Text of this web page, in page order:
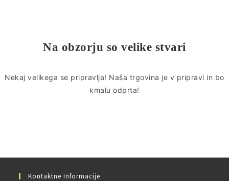
Na obzorju so velike stvari
Nekaj ​​velikega se pripravlja! Naša trgovina je v pripravi in ​​bo
kmalu odprta!
Kontaktne Informacije